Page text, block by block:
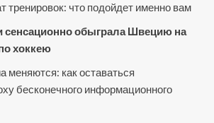
тренировок: что подойдет именно вам
сенсационно обыграла Швецию на
хоккею
как оставаться
бесконечного информационного